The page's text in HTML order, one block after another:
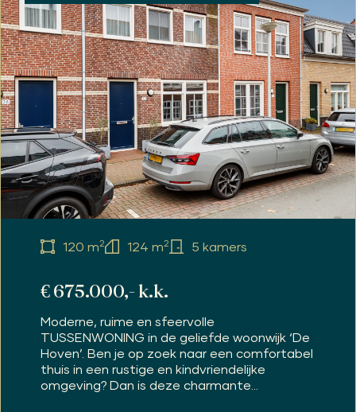
120 m2 124 m2 5 kamers
€ 675.000,- k.k.
Moderne, ruime en sfeervolle
TUSSENWONING in de geliefde woonwijk ‘De
Hoven’. Ben je op zoek naar een comfortabel
thuis in een rustige en kindvriendelijke
omgeving? Dan is deze charmante...